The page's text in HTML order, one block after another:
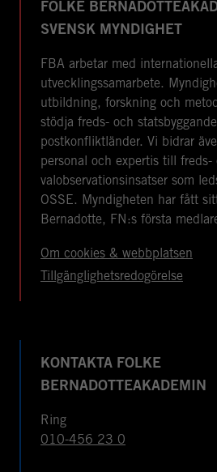
FOLKE
SVENSK MYNDIGHET
FBA arbetar med
utvecklingssamarbete.
utbildning, forskning och
stödja freds- och
postkonfliktländer. Vi bidrar
personal och expertis till freds-
valobservationsinsatser som
OSSE. Myndigheten har fått
Bernadotte, FN:s första
Om cookies & webbplatsen
Tillgänglighetsredogörelse
KONTAKTA FOLKE
BERNADOTTEAKADEMIN
Ring
010-456 23 0